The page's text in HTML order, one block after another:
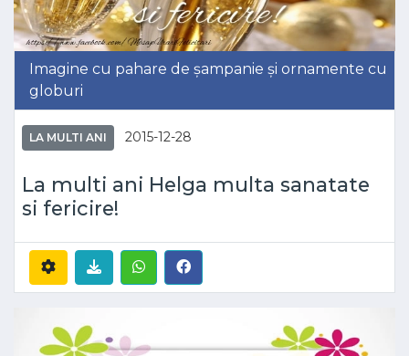
Imagine cu pahare de șampanie și ornamente cu
globuri
LA MULTI ANI 2015-12-28
La multi ani Helga multa sanatate
si fericire!